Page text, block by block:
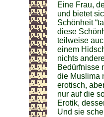
Eine Frau,
und bietet
Schönheit
diese
teilweise
einem
nichts
Bedürfnisse
die Muslima
erotisch,
nur auf die
Erotik,
Und sie